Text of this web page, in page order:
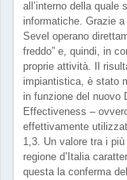
all’interno della quale
informatiche. Grazie
Sevel operano
freddo” e, quindi, in
proprie attività. Il
impiantistica, è stato
in funzione del nuovo
Effectiveness –
effettivamente
1,3. Un valore tra i
regione d’Italia
questa la conferma